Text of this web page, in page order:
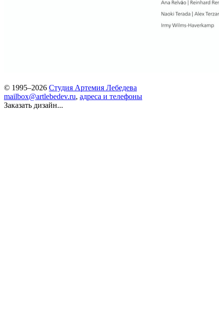
© 1995–2026 Студия Артемия Лебедева
mailbox@artlebedev.ru, адреса и телефоны
Заказать дизайн...